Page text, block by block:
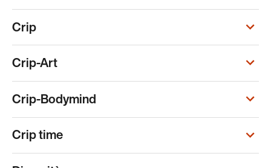
Crip
Crip-Art
Crip-Bodymind
Crip time